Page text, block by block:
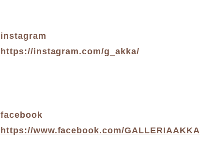
instagram
https://instagram.com/g_akka/
facebook
https://www.facebook.com/GALLERIAAKKA